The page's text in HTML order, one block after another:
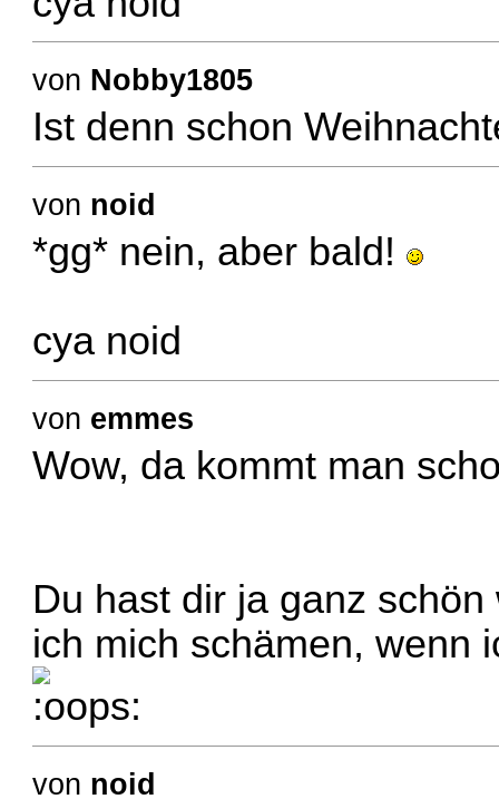
von Nobby1805
Ist denn schon
von noid
*gg* nein, aber bald!
cya noid
von emmes
Wow, da kommt man
Du hast dir ja ganz
ich mich schämen, wenn
von noid